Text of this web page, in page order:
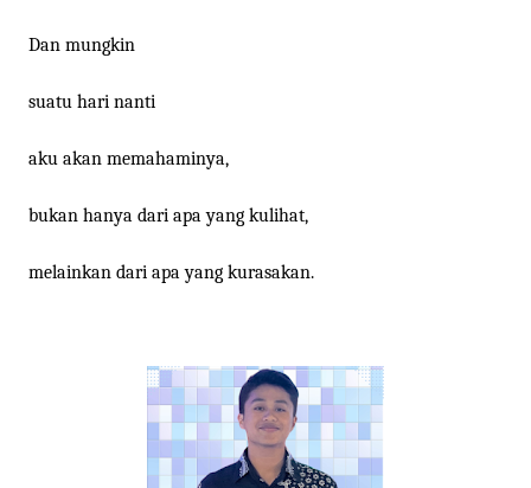
Dan mungkin
suatu hari nanti
aku akan memahaminya,
bukan hanya dari apa yang kulihat,
melainkan dari apa yang kurasakan.